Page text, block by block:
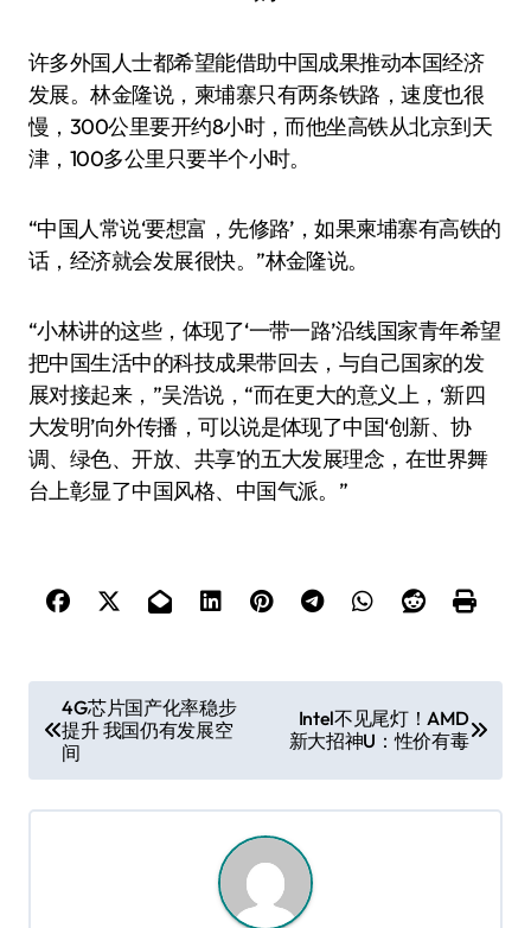
许多外国人士都希望能借助中国成果推动本国经济
发展。林金隆说，柬埔寨只有两条铁路，速度也很
慢，300公里要开约8小时，而他坐高铁从北京到天
津，100多公里只要半个小时。
“中国人常说‘要想富，先修路’，如果柬埔寨有高铁的
话，经济就会发展很快。”林金隆说。
“小林讲的这些，体现了‘一带一路’沿线国家青年希望
把中国生活中的科技成果带回去，与自己国家的发
展对接起来，”吴浩说，“而在更大的意义上，‘新四
大发明’向外传播，可以说是体现了中国‘创新、协
调、绿色、开放、共享’的五大发展理念，在世界舞
台上彰显了中国风格、中国气派。”
章
导
航
4G芯片国产化率稳步
提升 我国仍有发展空
间
Intel不见尾灯！AMD
新大招神U：性价有毒